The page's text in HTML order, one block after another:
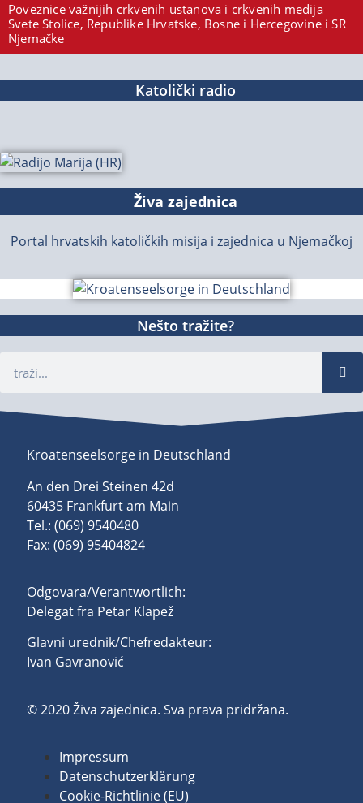
Poveznice važnijih crkvenih ustanova i crkvenih medija
Svete Stolice, Republike Hrvatske, Bosne i Hercegovine i SR
Njemačke
Katolički radio
Živa zajednica
Portal hrvatskih katoličkih misija i zajednica u Njemačkoj
Nešto tražite?
Kroatenseelsorge in Deutschland
An den Drei Steinen 42d
60435 Frankfurt am Main
Tel.: (069) 9540480
Fax: (069) 95404824
Odgovara/Verantwortlich:
Delegat fra Petar Klapež
Glavni urednik/Chefredakteur:
Ivan Gavranović
© 2020 Živa zajednica. Sva prava pridržana.
Impressum
Datenschutzerklärung
Cookie-Richtlinie (EU)